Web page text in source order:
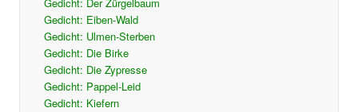
Gedicht: Eiben-Wald
Gedicht: Ulmen-Sterben
Gedicht: Die Birke
Gedicht: Die Zypresse
Gedicht: Pappel-Leid
Gedicht: Kiefern